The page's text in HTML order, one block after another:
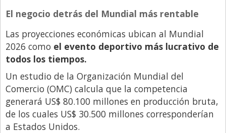
El negocio detrás del Mundial más rentable
Las proyecciones económicas ubican al Mundial
2026 como el evento deportivo más lucrativo de
todos los tiempos.
Un estudio de la Organización Mundial del
Comercio (OMC) calcula que la competencia
generará US$ 80.100 millones en producción bruta,
de los cuales US$ 30.500 millones corresponderían
a Estados Unidos.